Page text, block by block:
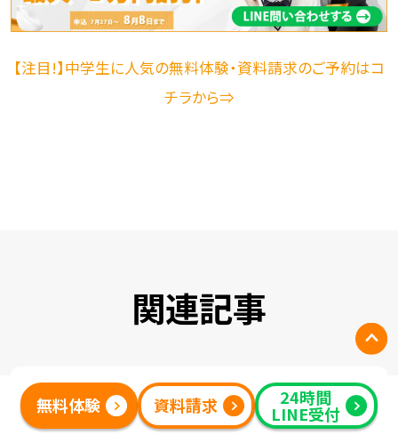
【注目!】中学生に人気の無料体験・資料請求のご予約はコ
チラから⇒
関連記事
2026.01.27 中学生
【中2数学】平行四辺形の証明をプ
無料体験 資料請求 24時間
LINE受付